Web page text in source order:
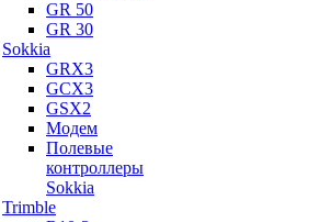
GR 50
GR 30
Sokkia
GRX3
GCX3
GSX2
Модем
Полевые
контроллеры
Sokkia
Trimble